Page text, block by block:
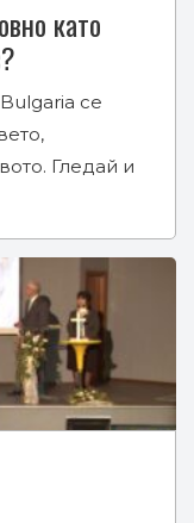
като
се
Гледай и